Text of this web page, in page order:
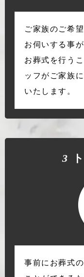
ご家族のご希
お伺いする事
お葬式を行う
ッフがご家族
いたします。
3
事前にお葬式